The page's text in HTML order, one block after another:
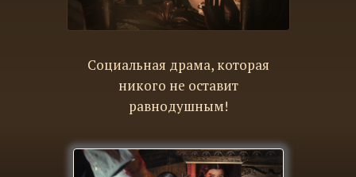
Социальная драма, которая
никого не оставит
равнодушным!